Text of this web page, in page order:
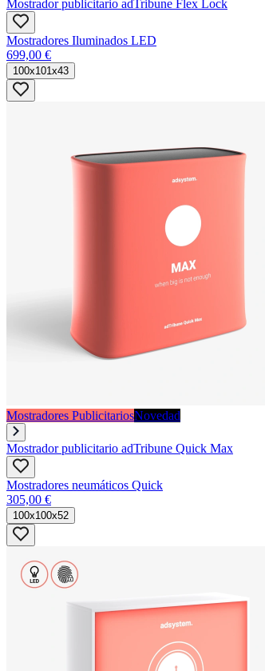
Mostrador publicitario adTribune Flex Lock
Mostradores Iluminados LED
699,00 €
100x101x43
Mostradores PublicitariosNovedad
Mostrador publicitario adTribune Quick Max
Mostradores neumáticos Quick
305,00 €
100x100x52